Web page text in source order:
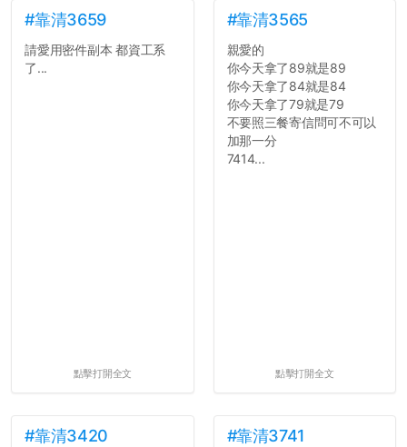
舍房間，都歡迎留言讓我知
道...
#靠清3659
請愛用密件副本 都資工系
了...
點擊打開全文
#靠清3565
親愛的
你今天拿了89就是89
你今天拿了84就是84
你今天拿了79就是79
不要照三餐寄信問可不可以
加那一分
7414...
點擊打開全文
#靠清3420 #靠清3741